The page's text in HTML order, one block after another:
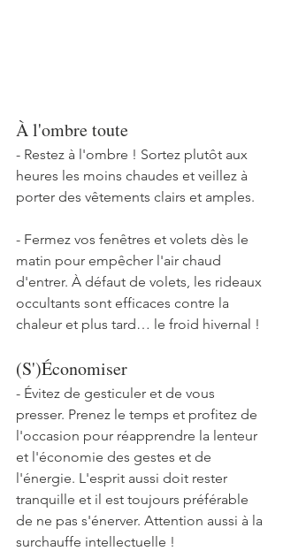
À l'ombre toute
- Restez à l'ombre ! Sortez plutôt aux
heures les moins chaudes et veillez à
porter des vêtements clairs et amples.
- Fermez vos fenêtres et volets dès le
matin pour empêcher l'air chaud
d'entrer. À défaut de volets, les rideaux
occultants sont efficaces contre la
chaleur et plus tard… le froid hivernal !
(S')Économiser
- Évitez de gesticuler et de vous
presser. Prenez le temps et profitez de
l'occasion pour réapprendre la lenteur
et l'économie des gestes et de
l'énergie. L'esprit aussi doit rester
tranquille et il est toujours préférable
de ne pas s'énerver. Attention aussi à la
surchauffe intellectuelle !